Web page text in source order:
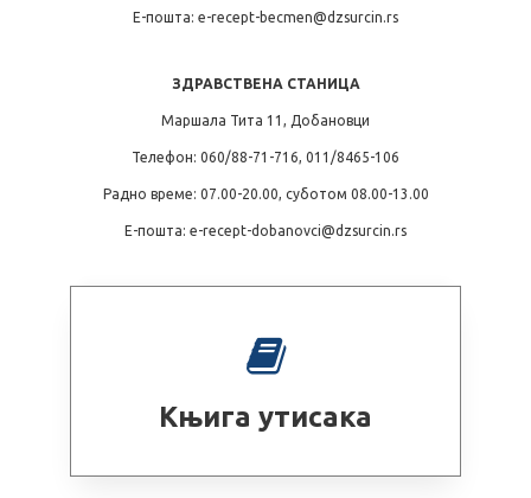
Е-пошта: e-recept-becmen@dzsurcin.rs
ЗДРАВСТВЕНА СТАНИЦА
Маршала Тита 11, Добановци
Телефон: 060/88-71-716, 011/8465-106
Радно време: 07.00-20.00, суботом 08.00-13.00
Е-пошта: e-recept-dobanovci@dzsurcin.rs
Књига утисака